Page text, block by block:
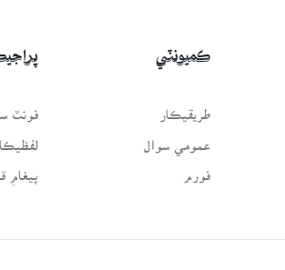
ڪميونٽي
طريقيڪار
عمومي سوال
فورم
فونٽ
پيغامِ